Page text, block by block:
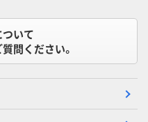
いて
問ください。